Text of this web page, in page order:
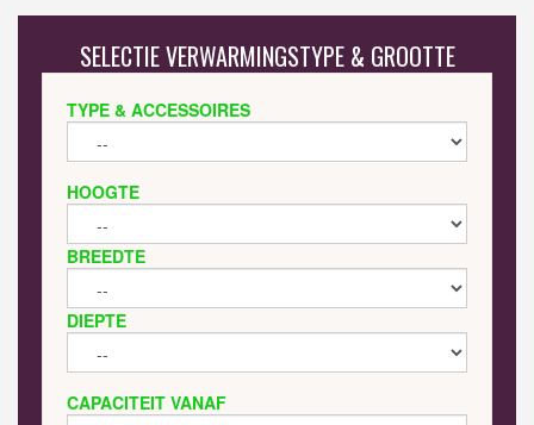
SELECTIE VERWARMINGSTYPE & GROOTTE
TYPE & ACCESSOIRES
HOOGTE
BREEDTE
DIEPTE
CAPACITEIT VANAF